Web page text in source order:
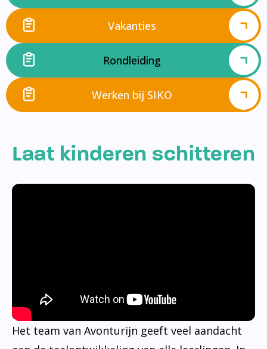
Vakanties
Rondleiding
Werken bij SIKO
Laat kinderen schitteren
Het team van Avonturijn geeft veel aandacht